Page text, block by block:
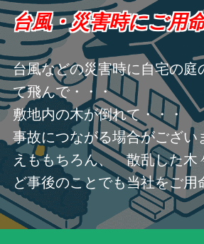
台風・災害時にご用
台風などの災害時に自宅の庭
て飛んで・・・
敷地内の木が倒れて・・・
事故につながる場合がござい
えももちろん、 散乱した木
ど事後のことでも当社をご用